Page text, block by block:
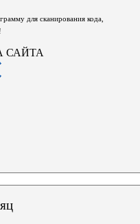
для сканирования кода,
САЙТА